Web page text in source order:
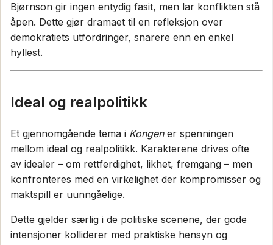
Bjørnson gir ingen entydig fasit, men lar konflikten stå
åpen. Dette gjør dramaet til en refleksjon over
demokratiets utfordringer, snarere enn en enkel
hyllest.
Ideal og realpolitikk
Et gjennomgående tema i Kongener spenningen
mellom ideal og realpolitikk. Karakterene drives ofte
av idealer – om rettferdighet, likhet, fremgang – men
konfronteres med en virkelighet der kompromisser og
maktspill er uunngåelige.
Dette gjelder særlig i de politiske scenene, der gode
intensjoner kolliderer med praktiske hensyn og